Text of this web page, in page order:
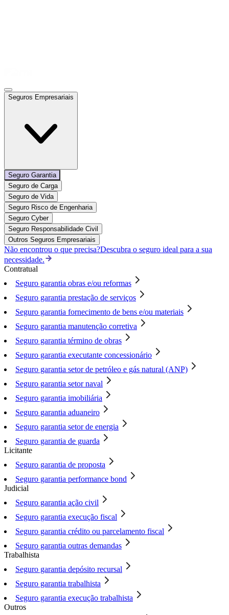
Seguros Empresariais
Seguro Garantia
Seguro de Carga
Seguro de Vida
Seguro Risco de Engenharia
Seguro Cyber
Seguro Responsabilidade Civil
Outros Seguros Empresariais
Não encontrou o que precisa?Descubra o seguro ideal para a sua
necessidade.
Contratual
Seguro garantia obras e/ou reformas
Seguro garantia prestação de serviços
Seguro garantia fornecimento de bens e/ou materiais
Seguro garantia manutenção corretiva
Seguro garantia término de obras
Seguro garantia executante concessionário
Seguro garantia setor de petróleo e gás natural (ANP)
Seguro garantia setor naval
Seguro garantia imobiliária
Seguro garantia aduaneiro
Seguro garantia setor de energia
Seguro garantia de guarda
Licitante
Seguro garantia de proposta
Seguro garantia performance bond
Judicial
Seguro garantia ação civil
Seguro garantia execução fiscal
Seguro garantia crédito ou parcelamento fiscal
Seguro garantia outras demandas
Trabalhista
Seguro garantia depósito recursal
Seguro garantia trabalhista
Seguro garantia execução trabalhista
Outros